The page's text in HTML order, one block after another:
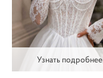
Узнать подробнее